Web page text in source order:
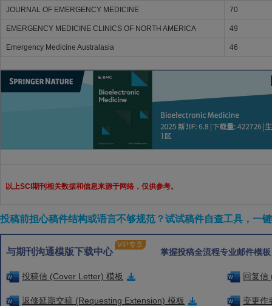
JOURNAL OF EMERGENCY MEDICINE 70
EMERGENCY MEDICINE CLINICS OF NORTH AMERICA 49
Emergency Medicine Australasia 46
以上SCI期刊相关数据和信息来源于网络，仅供参考。
投稿前担心稿件结构或语言不够规范？试试稿件自查工具，一
与期刊沟通模版下载中心
VIP专享
掌握投稿全流程专业邮件模
投稿信 (Cover Letter) 模板 回复信
返修延期交稿 (Requesting Extension) 模板 变更作